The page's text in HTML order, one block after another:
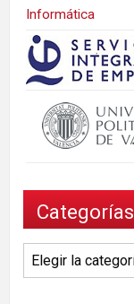
Informática
Categorías
Categorías